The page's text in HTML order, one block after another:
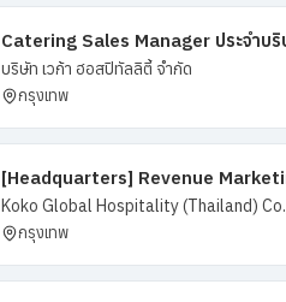
Catering Sales Manager ประจำบ
บริษัท เวก้า ฮอสปิทัลลิตี้ จำกัด
กรุงเทพ
[Headquarters] Revenue
Koko Global Hospitality (Thailand)
กรุงเทพ